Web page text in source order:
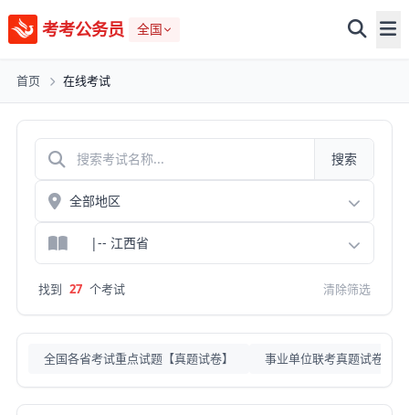
考考公务员 全国
首页 在线考试
搜索
找到 27 个考试 清除筛选
全国各省考试重点试题【真题试卷】 事业单位联考真题试卷